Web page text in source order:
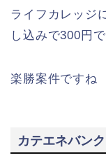
ライフカレッジ
し込みで300円
楽勝案件ですね
カテエネバンク